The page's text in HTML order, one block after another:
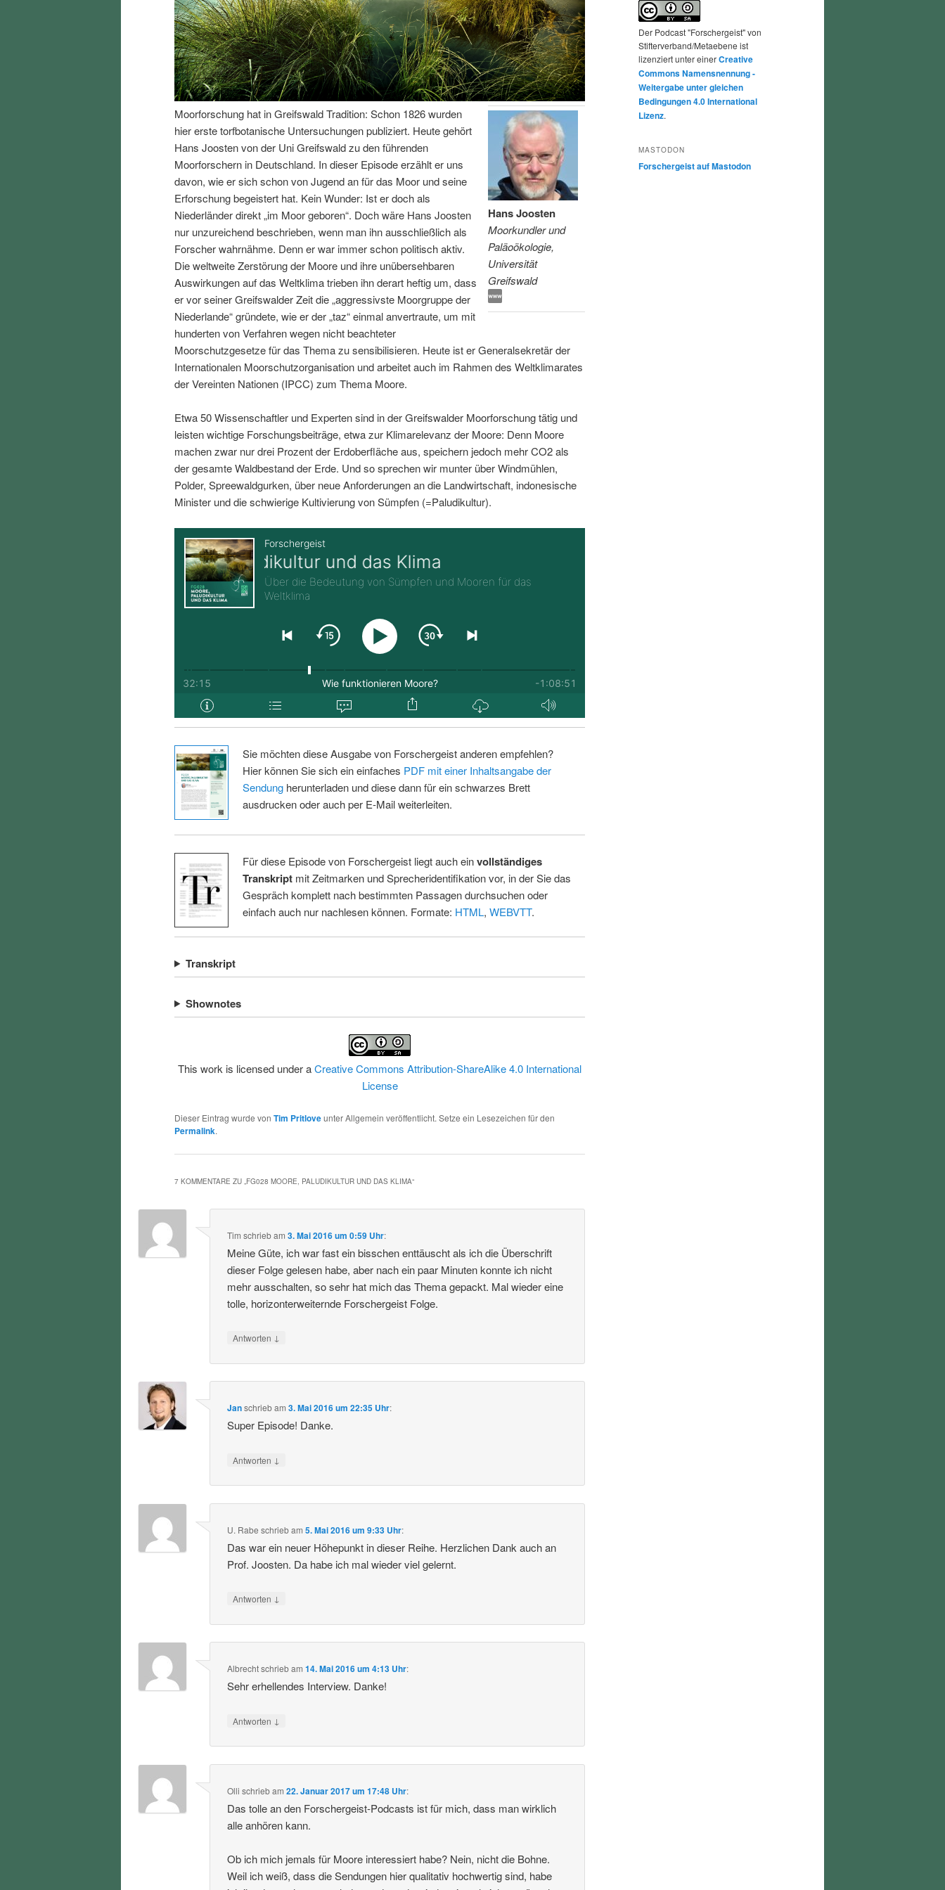
I
n
h
a
t
r
i
n
e
n
e
n
I
n
a
s
p
r
n
g
e
n
Hans Joosten
Moorkundler und
Paläoökologie,
Universität
Greifswald
Moorforschung hat in Greifswald Tradition: Schon 1826 wurden
hier erste torfbotanische Untersuchungen publiziert. Heute gehört
Hans Joosten von der Uni Greifswald zu den führenden
Moorforschern in Deutschland. In dieser Episode erzählt er uns
davon, wie er sich schon von Jugend an für das Moor und seine
Erforschung begeistert hat. Kein Wunder: Ist er doch als
Niederländer direkt „im Moor geboren“. Doch wäre Hans Joosten
nur unzureichend beschrieben, wenn man ihn ausschließlich als
Forscher wahrnähme. Denn er war immer schon politisch aktiv.
Die weltweite Zerstörung der Moore und ihre unübersehbaren
Auswirkungen auf das Weltklima trieben ihn derart heftig um, dass
er vor seiner Greifswalder Zeit die „aggressivste Moorgruppe der
Niederlande“ gründete, wie er der „taz“ einmal anvertraute, um mit
hunderten von Verfahren wegen nicht beachteter
Moorschutzgesetze für das Thema zu sensibilisieren. Heute ist er Generalsekretär der
Internationalen Moorschutzorganisation und arbeitet auch im Rahmen des Weltklimarates
der Vereinten Nationen (IPCC) zum Thema Moore.
Etwa 50 Wissenschaftler und Experten sind in der Greifswalder Moorforschung tätig und
leisten wichtige Forschungsbeiträge, etwa zur Klimarelevanz der Moore: Denn Moore
machen zwar nur drei Prozent der Erdoberfläche aus, speichern jedoch mehr CO2 als
der gesamte Waldbestand der Erde. Und so sprechen wir munter über Windmühlen,
Polder, Spreewaldgurken, über neue Anforderungen an die Landwirtschaft, indonesische
Minister und die schwierige Kultivierung von Sümpfen (=Paludikultur).
Sie möchten diese Ausgabe von Forschergeist anderen empfehlen?
Hier können Sie sich ein einfaches PDF mit einer Inhaltsangabe der
Sendungherunterladen und diese dann für ein schwarzes Brett
ausdrucken oder auch per E-Mail weiterleiten.
Für diese Episode von Forschergeist liegt auch einvollständiges
Transkriptmit Zeitmarken und Sprecheridentifikation vor, in der Sie das
Gespräch komplett nach bestimmten Passagen durchsuchen oder
einfach auch nur nachlesen können. Formate: HTML, WEBVTT.
Transkript
Shownotes
This work is licensed under aCreative Commons Attribution-ShareAlike 4.0 International
License
Dieser Eintrag wurde von Tim Pritloveunter Allgemein veröffentlicht. Setze ein Lesezeichen für den
Permalink.
7 KOMMENTARE ZU „ FG028 MOORE, PALUDIKULTUR UND DAS KLIMA“
Tim schriebam3. Mai 2016 um 0:59 Uhr:
Meine Güte, ich war fast ein bisschen enttäuscht als ich die Überschrift
dieser Folge gelesen habe, aber nach ein paar Minuten konnte ich nicht
mehr ausschalten, so sehr hat mich das Thema gepackt. Mal wieder eine
tolle, horizonterweiternde Forschergeist Folge.
Antworten ↓
Janschriebam3. Mai 2016 um 22:35 Uhr:
Super Episode! Danke.
Antworten ↓
U. Rabe schriebam5. Mai 2016 um 9:33 Uhr:
Das war ein neuer Höhepunkt in dieser Reihe. Herzlichen Dank auch an
Prof. Joosten. Da habe ich mal wieder viel gelernt.
Antworten ↓
Albrechtschriebam14. Mai 2016 um 4:13 Uhr:
Sehr erhellendes Interview. Danke!
Antworten ↓
Olli schriebam22. Januar 2017 um 17:48 Uhr:
Das tolle an den Forschergeist-Podcasts ist für mich, dass man wirklich
alle anhören kann.
Ob ich mich jemals für Moore interessiert habe? Nein, nicht die Bohne.
Weil ich weiß, dass die Sendungen hier qualitativ hochwertig sind, habe
Der Podcast "Forschergeist" von
Stifterverband/Metaebene ist
lizenziert unter einerCreative
Commons Namensnennung -
Weitergabe unter gleichen
Bedingungen 4.0 International
Lizenz.
MASTODON
Forschergeist auf Mastodon